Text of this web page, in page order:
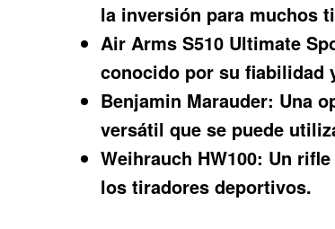
la inversión para muchos
Air Arms S510 Ultimate
conocido por su fiabilidad
Benjamin Marauder: Una
versátil que se puede
Weihrauch HW100: Un
los tiradores deportivos.